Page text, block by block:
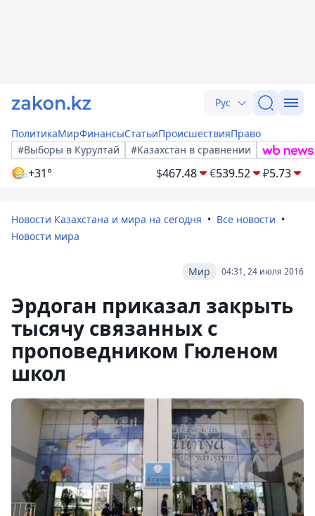
Рус
ПолитикаМирФинансыСтатьиПроисшествияПраво
#Выборы в Курултай
#Казахстан в сравнении
+31° $467.48 €539.52 ₽5.73
Новости Казахстана и мира на сегодня
Все новости
Новости мира
04:31, 24 июля 2016
Мир
Эрдоган приказал закрыть
тысячу связанных с
проповедником Гюленом
школ